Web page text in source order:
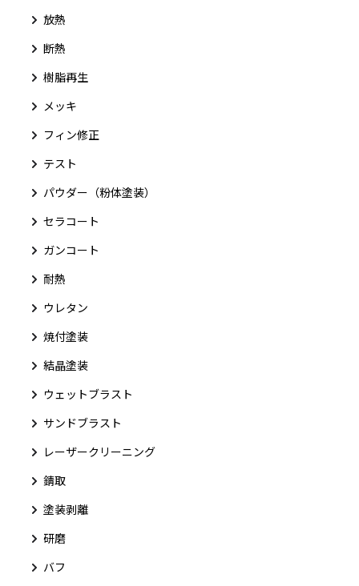
放熱
断熱
樹脂再生
メッキ
フィン修正
テスト
パウダー（粉体塗装）
セラコート
ガンコート
耐熱
ウレタン
焼付塗装
結晶塗装
ウェットブラスト
サンドブラスト
レーザークリーニング
錆取
塗装剥離
研磨
バフ